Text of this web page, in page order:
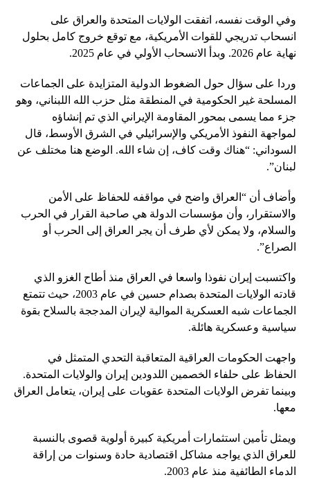
وفي الوقت نفسه، اتفقت الولايات المتحدة والعراق على
انسحاب تدريجي للقوات الأمريكية، مع توقع خروج كامل بحلول
نهاية عام 2026. وبدأ الانسحاب الأولي في عام 2025.
وردا على سؤال حول الضغوط الدولية المتزايدة على الجماعات
المسلحة غير الحكومية في المنطقة مثل حزب الله اللبناني، وهو
جزء مما يسمى بمحور المقاومة الإيراني الذي تم إنشاؤه
لمواجهة النفوذ الأمريكي والإسرائيلي في الشرق الأوسط، قال
السوداني: “هناك وقت كاف، إن شاء الله. الوضع هنا مختلف عن
لبنان”.
وأضاف أن “العراق واضح في مواقفه للحفاظ على الأمن
والاستقرار، وأن مؤسسات الدولة هي صاحبة القرار في الحرب
والسلام، ولا يمكن لأي طرف أن يجر العراق إلى الحرب أو
الصراع”.
واكتسبت إيران نفوذا واسعا في العراق منذ أطاح الغزو الذي
قادته الولايات المتحدة بصدام حسين في عام 2003، حيث تتمتع
الجماعات شبه العسكرية الموالية لإيران المدججة بالسلاح بقوة
سياسية وعسكرية هائلة.
واجهت الحكومات العراقية المتعاقبة التحدي المتمثل في
الحفاظ على حلفاء الخصمين اللدودين إيران والولايات المتحدة.
وبينما تفرض الولايات المتحدة عقوبات على إيران، يتعامل العراق
معها.
ويمثل تأمين استثمارات أمريكية كبيرة أولوية قصوى بالنسبة
للعراق الذي يواجه مشاكل اقتصادية حادة وسنوات من إراقة
الدماء الطائفية منذ عام 2003.